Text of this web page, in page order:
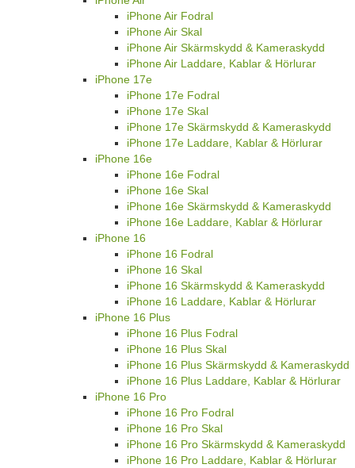
iPhone Air Fodral
iPhone Air Skal
iPhone Air Skärmskydd & Kameraskydd
iPhone Air Laddare, Kablar & Hörlurar
iPhone 17e
iPhone 17e Fodral
iPhone 17e Skal
iPhone 17e Skärmskydd & Kameraskydd
iPhone 17e Laddare, Kablar & Hörlurar
iPhone 16e
iPhone 16e Fodral
iPhone 16e Skal
iPhone 16e Skärmskydd & Kameraskydd
iPhone 16e Laddare, Kablar & Hörlurar
iPhone 16
iPhone 16 Fodral
iPhone 16 Skal
iPhone 16 Skärmskydd & Kameraskydd
iPhone 16 Laddare, Kablar & Hörlurar
iPhone 16 Plus
iPhone 16 Plus Fodral
iPhone 16 Plus Skal
iPhone 16 Plus Skärmskydd & Kameraskydd
iPhone 16 Plus Laddare, Kablar & Hörlurar
iPhone 16 Pro
iPhone 16 Pro Fodral
iPhone 16 Pro Skal
iPhone 16 Pro Skärmskydd & Kameraskydd
iPhone 16 Pro Laddare, Kablar & Hörlurar